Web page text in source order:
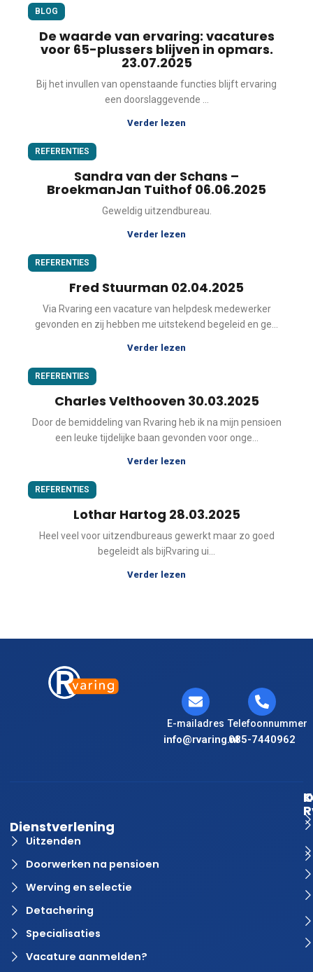
BLOG
De waarde van ervaring: vacatures
voor 65-plussers blijven in opmars.
23.07.2025
Bij het invullen van openstaande functies blijft ervaring
een doorslaggevende ...
Verder lezen
REFERENTIES
Sandra van der Schans –
BroekmanJan Tuithof 06.06.2025
Geweldig uitzendbureau.
Verder lezen
REFERENTIES
Fred Stuurman 02.04.2025
Via Rvaring een vacature van helpdesk medewerker
gevonden en zij hebben me uitstekend begeleid en ge...
Verder lezen
REFERENTIES
Charles Velthooven 30.03.2025
Door de bemiddeling van Rvaring heb ik na mijn pensioen
een leuke tijdelijke baan gevonden voor onge...
Verder lezen
REFERENTIES
Lothar Hartog 28.03.2025
Heel veel voor uitzendbureaus gewerkt maar zo goed
begeleidt als bijRvaring ui...
Verder lezen
E-mailadres
info@rvaring.nl
Telefoonnummer
085-7440962
Dienstverlening
Uitzenden
Doorwerken na pensioen
Werving en selectie
Detachering
Specialisaties
Vacature aanmelden?